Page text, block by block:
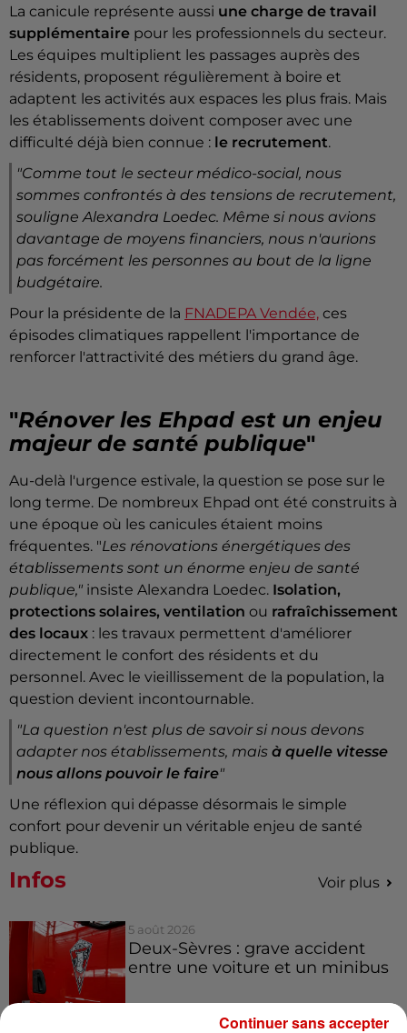
La canicule représente aussi une charge de travail
supplémentaire pour les professionnels du secteur.
Les équipes multiplient les passages auprès des
résidents, proposent régulièrement à boire et
adaptent les activités aux espaces les plus frais. Mais
les établissements doivent composer avec une
difficulté déjà bien connue : le recrutement.
"Comme tout le secteur médico-social, nous
sommes confrontés à des tensions de recrutement,
souligne Alexandra Loedec. Même si nous avions
davantage de moyens financiers, nous n'aurions
pas forcément les personnes au bout de la ligne
budgétaire.
Pour la présidente de la FNADEPA Vendée, ces
épisodes climatiques rappellent l'importance de
renforcer l'attractivité des métiers du grand âge.
"Rénover les Ehpad est un enjeu
majeur de santé publique"
Au-delà l'urgence estivale, la question se pose sur le
long terme. De nombreux Ehpad ont été construits à
une époque où les canicules étaient moins
fréquentes. "Les rénovations énergétiques des
établissements sont un énorme enjeu de santé
publique," insiste Alexandra Loedec. Isolation,
protections solaires, ventilation ou rafraîchissement
des locaux : les travaux permettent d'améliorer
directement le confort des résidents et du
personnel. Avec le vieillissement de la population, la
question devient incontournable.
"La question n'est plus de savoir si nous devons
adapter nos établissements, mais à quelle vitesse
nous allons pouvoir le faire"
Une réflexion qui dépasse désormais le simple
confort pour devenir un véritable enjeu de santé
publique.
Infos Voir plus
5 août 2026
Deux-Sèvres : grave accident
entre une voiture et un minibus
Continuer sans accepter